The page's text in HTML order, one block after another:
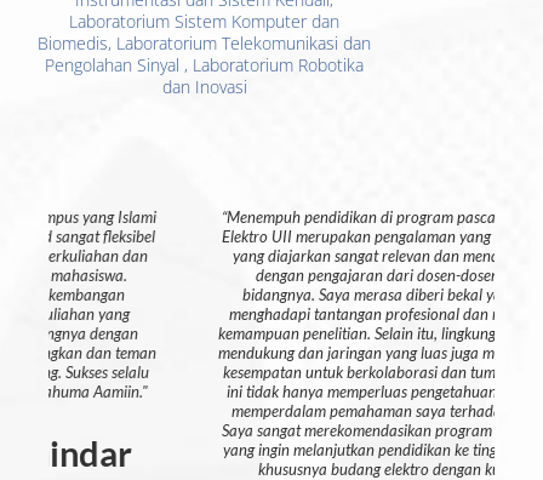
Laboratorium Sistem Komputer dan
Biomedis, Laboratorium Telekomunikasi dan
Pengolahan Sinyal , Laboratorium Robotika
dan Inovasi
“Menempuh pendidikan di program pascasarjana Rekayasa
Elektro UII merupakan pengalaman yang luar biasa. Materi
yang diajarkan sangat relevan dan mendalam, didukung
dengan pengajaran dari dosen-dosen yang ahli di
bidangnya. Saya merasa diberi bekal yang kuat untuk
menghadapi tantangan profesional dan mengembangkan
kemampuan penelitian. Selain itu, lingkungan akademik yang
mendukung dan jaringan yang luas juga memberikan banyak
kesempatan untuk berkolaborasi dan tumbuh. Pengalaman
ini tidak hanya memperluas pengetahuan saya, tetapi juga
memperdalam pemahaman saya terhadap isu-isu global.
Saya sangat merekomendasikan program ini bagi siapa pun
yang ingin melanjutkan pendidikan ke tingkat pascasarjana
khususnya budang elektro dengan kualitas baik.”